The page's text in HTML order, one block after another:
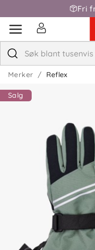
Fri
Merker Reflex
Salg